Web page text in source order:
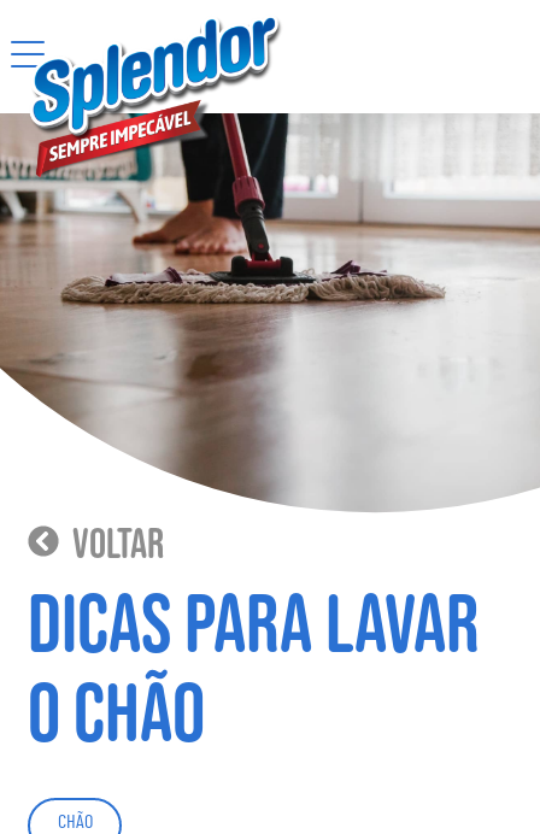
voltar
Dicas para lavar
o chão
CHÃO